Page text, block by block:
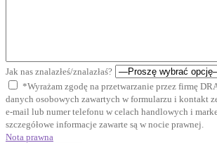
Jak nas znalazłeś/znalazłaś?
*Wyrażam zgodę na przetwarzanie przez firmę
danych osobowych zawartych w formularzu i kontakt
e-mail lub numer telefonu w celach handlowych i
szczegółowe informacje zawarte są w nocie prawnej.
Nota prawna